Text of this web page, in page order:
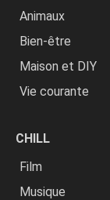
Animaux
Bien-être
Maison et DIY
Vie courante
CHILL
Film
Musique